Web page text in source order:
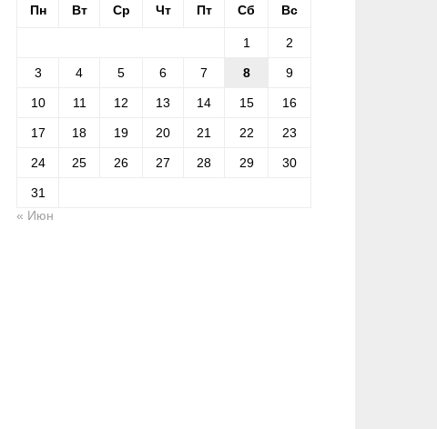
Пн Вт Ср Чт Пт Сб Вс
1 2
3 4 5 6 7 8 9
10 11 12 13 14 15 16
17 18 19 20 21 22 23
24 25 26 27 28 29 30
31
« Июн